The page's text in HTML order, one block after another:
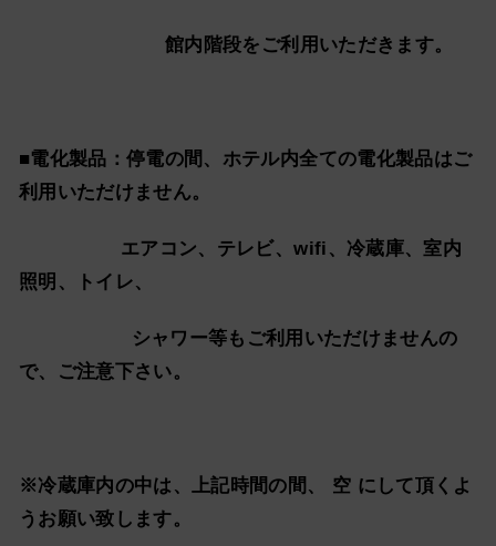
館内階段をご利用いただきます。
■電化製品：停電の間、ホテル内全ての電化製品はご
利用いただけません。
エアコン、テレビ、wifi、冷蔵庫、室内
照明、トイレ、
シャワー等もご利用いただけませんの
で、ご注意下さい。
※冷蔵庫内の中は、上記時間の間、 空 にして頂くよ
うお願い致します。